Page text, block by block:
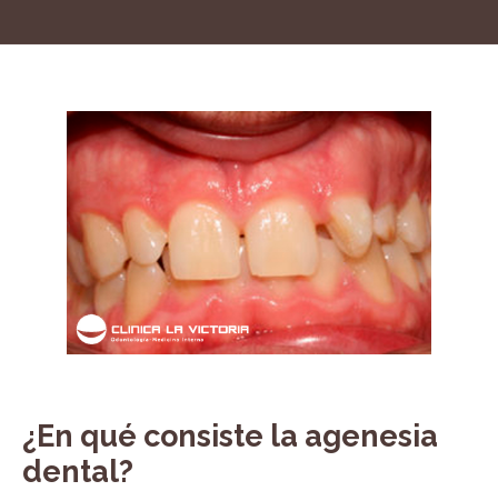
¿En qué consiste la agenesia
dental?